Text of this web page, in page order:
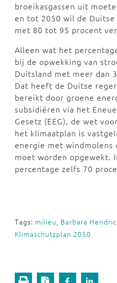
broeikasgassen uit
en tot 2050 wil de
met 80 tot 95 procent
Alleen wat het
bij de opwekking van
Duitsland met meer dan
Dat heeft de Duitse
bereikt door groene
subsidiëren via het
Gesetz (EEG), de wet
het klimaatplan is
energie met windmolens
moet worden opgewekt.
percentage zelfs 70
Tags: milieu, Barbara
Klimaschutzplan 2050